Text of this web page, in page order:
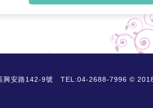
安路142-9號 TEL:04-2688-7996 ©